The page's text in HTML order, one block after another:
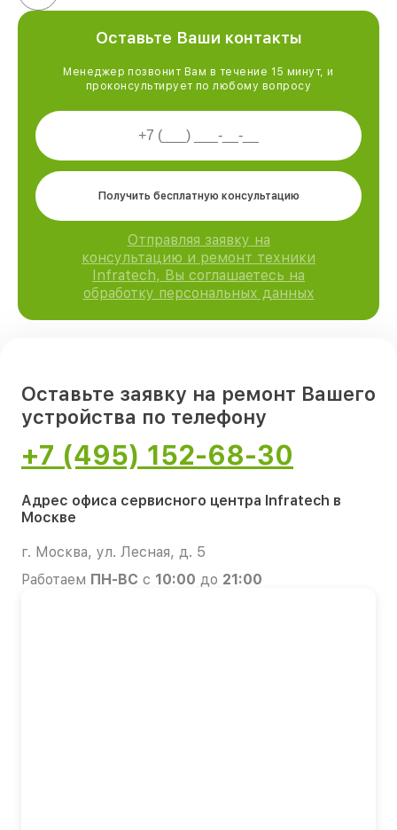
Оставьте Ваши контакты
Менеджер позвонит Вам в течение 15 минут, и
проконсультирует по любому вопросу
Получить бесплатную консультацию
Отправляя заявку на
консультацию и ремонт техники
Infratech, Вы соглашаетесь на
обработку персональных данных
Оставьте заявку на ремонт Вашего
устройства по телефону
+7 (495) 152-68-30
Адрес офиса сервисного центра Infratech в
Москве
г. Москва, ул. Лесная, д. 5
Работаем ПН-ВС с 10:00 до 21:00